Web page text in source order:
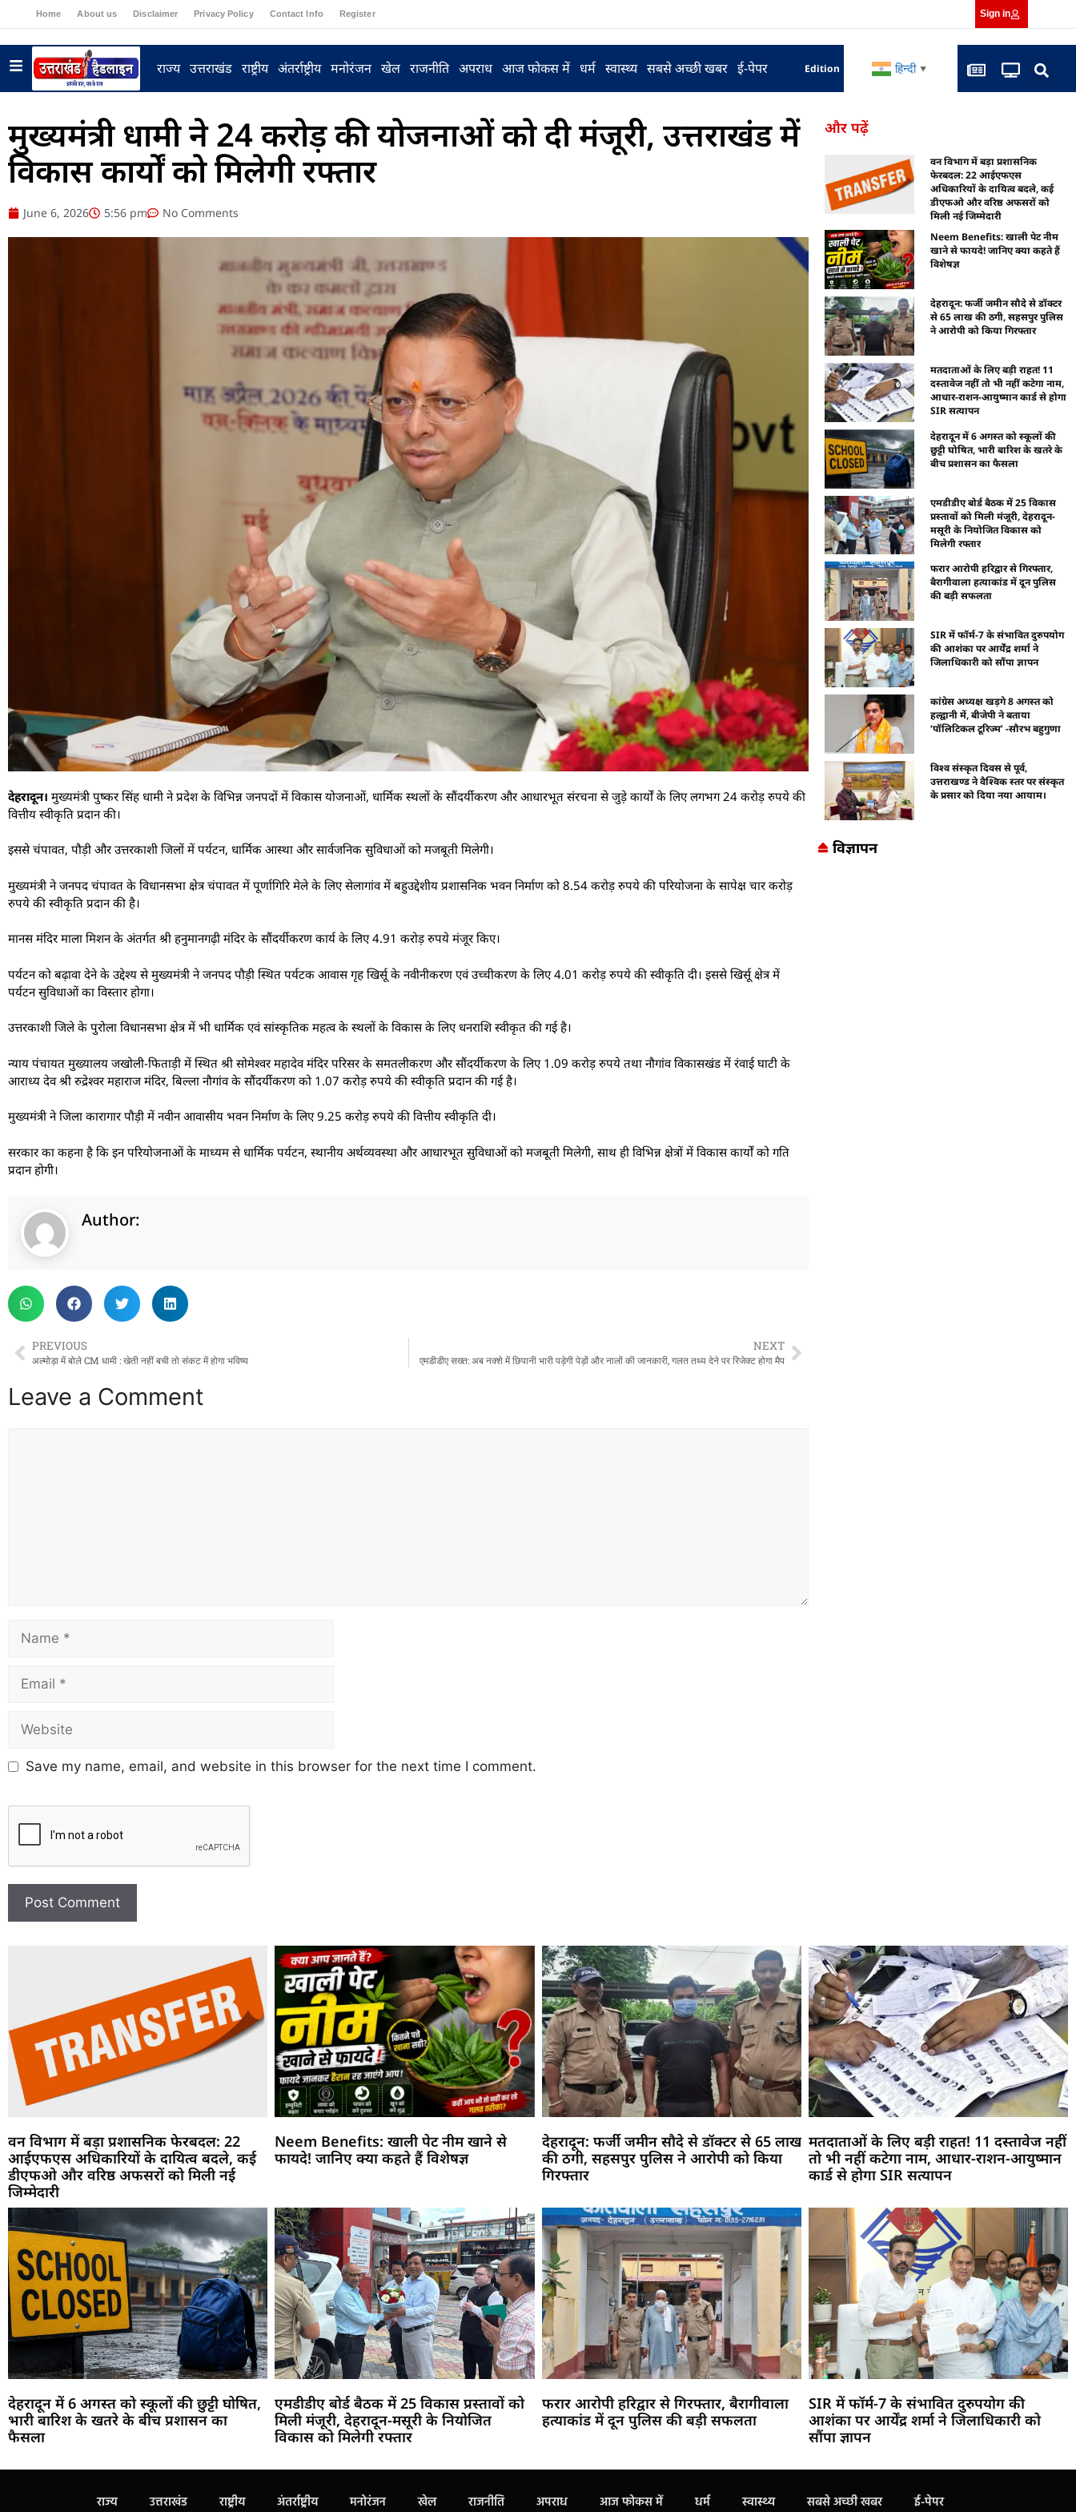
Home About us Disclaimer Privacy Policy Contact Info Register Sign in
राज्य उत्तराखंड राष्ट्रीय अंतर्राष्ट्रीय मनोरंजन खेल राजनीति अपराध आज फोकस में धर्म स्वास्थ्य सबसे अच्छी खबर ई-पेपर Edition हिन्दी ▼
मुख्यमंत्री धामी ने 24 करोड़ की योजनाओं को दी मंजूरी, उत्तराखंड में
विकास कार्यों को मिलेगी रफ्तार
June 6, 2026 5:56 pm No Comments
देहरादून। मुख्यमंत्री पुष्कर सिंह धामी ने प्रदेश के विभिन्न जनपदों में विकास योजनाओं, धार्मिक स्थलों के सौंदर्यीकरण और आधारभूत संरचना से जुड़े कार्यों के लिए लगभग 24 करोड़ रुपये की
वित्तीय स्वीकृति प्रदान की।
इससे चंपावत, पौड़ी और उत्तरकाशी जिलों में पर्यटन, धार्मिक आस्था और सार्वजनिक सुविधाओं को मजबूती मिलेगी।
मुख्यमंत्री ने जनपद चंपावत के विधानसभा क्षेत्र चंपावत में पूर्णागिरि मेले के लिए सेलागांव में बहुउद्देशीय प्रशासनिक भवन निर्माण को 8.54 करोड़ रुपये की परियोजना के सापेक्ष चार करोड़
रुपये की स्वीकृति प्रदान की है।
मानस मंदिर माला मिशन के अंतर्गत श्री हनुमानगढ़ी मंदिर के सौंदर्यीकरण कार्य के लिए 4.91 करोड़ रुपये मंजूर किए।
पर्यटन को बढ़ावा देने के उद्देश्य से मुख्यमंत्री ने जनपद पौड़ी स्थित पर्यटक आवास गृह खिर्सू के नवीनीकरण एवं उच्चीकरण के लिए 4.01 करोड़ रुपये की स्वीकृति दी। इससे खिर्सू क्षेत्र में
पर्यटन सुविधाओं का विस्तार होगा।
उत्तरकाशी जिले के पुरोला विधानसभा क्षेत्र में भी धार्मिक एवं सांस्कृतिक महत्व के स्थलों के विकास के लिए धनराशि स्वीकृत की गई है।
न्याय पंचायत मुख्यालय जखोली-फिताड़ी में स्थित श्री सोमेश्वर महादेव मंदिर परिसर के समतलीकरण और सौंदर्यीकरण के लिए 1.09 करोड़ रुपये तथा नौगांव विकासखंड में रंवाई घाटी के
आराध्य देव श्री रुद्रेश्वर महाराज मंदिर, बिल्ला नौगांव के सौंदर्यीकरण को 1.07 करोड़ रुपये की स्वीकृति प्रदान की गई है।
मुख्यमंत्री ने जिला कारागार पौड़ी में नवीन आवासीय भवन निर्माण के लिए 9.25 करोड़ रुपये की वित्तीय स्वीकृति दी।
सरकार का कहना है कि इन परियोजनाओं के माध्यम से धार्मिक पर्यटन, स्थानीय अर्थव्यवस्था और आधारभूत सुविधाओं को मजबूती मिलेगी, साथ ही विभिन्न क्षेत्रों में विकास कार्यों को गति
प्रदान होगी।
Author:
PREVIOUS
अल्मोड़ा में बोले CM धामी : खेती नहीं बची तो संकट में होगा भविष्य
NEXT
एमडीडीए सख्त: अब नक्शे में छिपानी भारी पड़ेगी पेड़ों और नालों की जानकारी, गलत तथ्य देने पर रिजेक्ट होगा मैप
Leave a Comment
Save my name, email, and website in this browser for the next time I comment.
और पढ़ें
वन विभाग में बड़ा प्रशासनिक
फेरबदल: 22 आईएफएस
अधिकारियों के दायित्व बदले, कई
डीएफओ और वरिष्ठ अफसरों को
मिली नई जिम्मेदारी
Neem Benefits: खाली पेट नीम
खाने से फायदे! जानिए क्या कहते हैं
विशेषज्ञ
देहरादून: फर्जी जमीन सौदे से डॉक्टर
से 65 लाख की ठगी, सहसपुर पुलिस
ने आरोपी को किया गिरफ्तार
मतदाताओं के लिए बड़ी राहत! 11
दस्तावेज नहीं तो भी नहीं कटेगा नाम,
आधार-राशन-आयुष्मान कार्ड से होगा
SIR सत्यापन
देहरादून में 6 अगस्त को स्कूलों की
छुट्टी घोषित, भारी बारिश के खतरे के
बीच प्रशासन का फैसला
एमडीडीए बोर्ड बैठक में 25 विकास
प्रस्तावों को मिली मंजूरी, देहरादून-
मसूरी के नियोजित विकास को
मिलेगी रफ्तार
फरार आरोपी हरिद्वार से गिरफ्तार,
बैरागीवाला हत्याकांड में दून पुलिस
की बड़ी सफलता
SIR में फॉर्म-7 के संभावित दुरुपयोग
की आशंका पर आर्येंद्र शर्मा ने
जिलाधिकारी को सौंपा ज्ञापन
कांग्रेस अध्यक्ष खड़गे 8 अगस्त को
हल्द्वानी में, बीजेपी ने बताया
‘पॉलिटिकल टूरिज्म’ -सौरभ बहुगुणा
विश्व संस्कृत दिवस से पूर्व,
उत्तराखण्ड ने वैश्विक स्तर पर संस्कृत
के प्रसार को दिया नया आयाम।
विज्ञापन
वन विभाग में बड़ा प्रशासनिक फेरबदल: 22
आईएफएस अधिकारियों के दायित्व बदले, कई
डीएफओ और वरिष्ठ अफसरों को मिली नई
जिम्मेदारी
Neem Benefits: खाली पेट नीम खाने से
फायदे! जानिए क्या कहते हैं विशेषज्ञ
देहरादून: फर्जी जमीन सौदे से डॉक्टर से 65 लाख
की ठगी, सहसपुर पुलिस ने आरोपी को किया
गिरफ्तार
मतदाताओं के लिए बड़ी राहत! 11 दस्तावेज नहीं
तो भी नहीं कटेगा नाम, आधार-राशन-आयुष्मान
कार्ड से होगा SIR सत्यापन
देहरादून में 6 अगस्त को स्कूलों की छुट्टी घोषित,
भारी बारिश के खतरे के बीच प्रशासन का
फैसला
एमडीडीए बोर्ड बैठक में 25 विकास प्रस्तावों को
मिली मंजूरी, देहरादून-मसूरी के नियोजित
विकास को मिलेगी रफ्तार
फरार आरोपी हरिद्वार से गिरफ्तार, बैरागीवाला
हत्याकांड में दून पुलिस की बड़ी सफलता
SIR में फॉर्म-7 के संभावित दुरुपयोग की
आशंका पर आर्येंद्र शर्मा ने जिलाधिकारी को
सौंपा ज्ञापन
राज्य उत्तराखंड राष्ट्रीय अंतर्राष्ट्रीय मनोरंजन खेल राजनीति अपराध आज फोकस में धर्म स्वास्थ्य सबसे अच्छी खबर ई-पेपर